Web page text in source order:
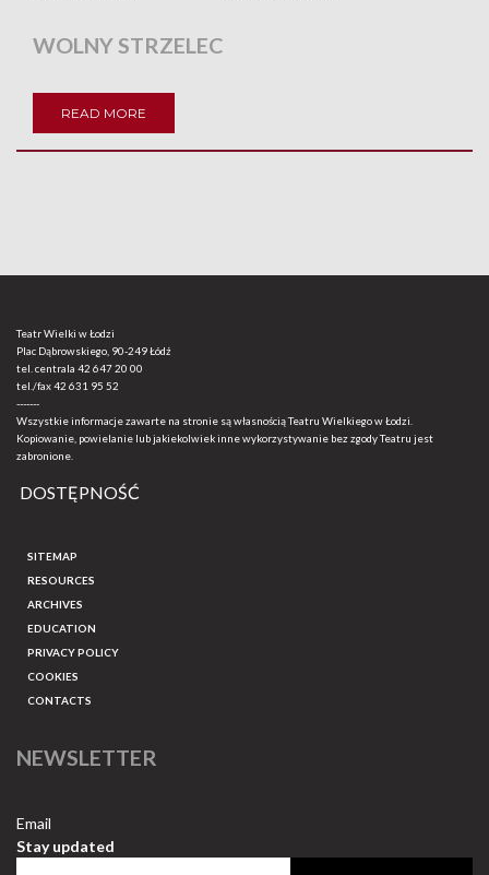
WOLNY STRZELEC
READ MORE
Teatr Wielki w Łodzi
Plac Dąbrowskiego, 90-249 Łódź
tel. centrala 42 647 20 00
tel./fax42 631 95 52
-------
Wszystkie informacje zawarte na stronie są własnością Teatru Wielkiego w Łodzi.
Kopiowanie, powielanie lub jakiekolwiek inne wykorzystywanie bez zgody Teatru jest
zabronione.
DOSTĘPNOŚĆ
SITEMAP
RESOURCES
ARCHIVES
EDUCATION
PRIVACY POLICY
COOKIES
CONTACTS
NEWSLETTER
Email
Stay updated